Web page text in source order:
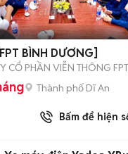
BÌNH DƯƠNG]
CỔ PHẦN VIỄN THÔNG FPT
Thành phố Dĩ An
Bấm để hiện